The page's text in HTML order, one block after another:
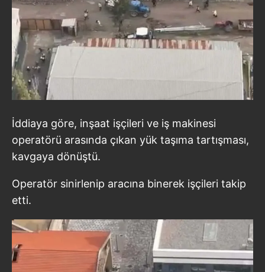
İddiaya göre, inşaat işçileri ve iş makinesi
operatörü arasında çıkan yük taşıma tartışması,
kavgaya dönüştü.
Operatör sinirlenip aracına binerek işçileri takip
etti.